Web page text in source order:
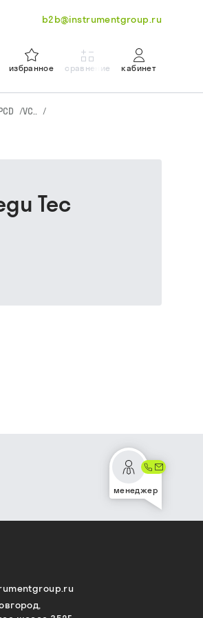
b2b@instrumentgroup.ru
избранное сравнение кабинет
/VC.. /
Tec
менеджер